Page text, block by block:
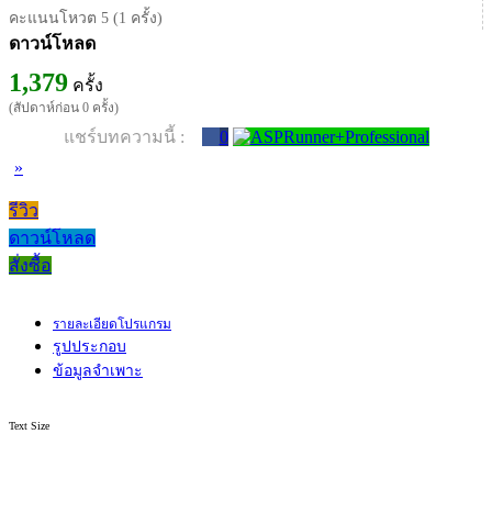
คะแนนโหวต 5 (1 ครั้ง)
ดาวน์โหลด
1,379 ครั้ง
(สัปดาห์ก่อน 0 ครั้ง)
แชร์บทความนี้ :
0
»
รีวิว
ดาวน์โหลด
สั่งซื้อ
รายละเอียดโปรแกรม
รูปประกอบ
ข้อมูลจำเพาะ
Text Size